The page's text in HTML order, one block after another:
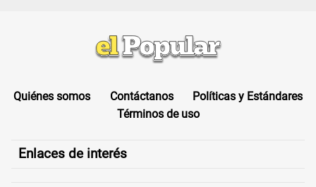
Quiénes somos Contáctanos
Políticas y Estándares
Términos de uso
Enlaces de interés